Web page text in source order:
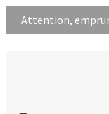
Attention,